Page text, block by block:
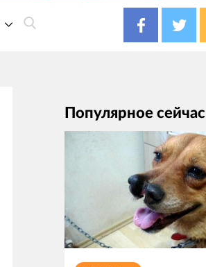
Популярное сейчас